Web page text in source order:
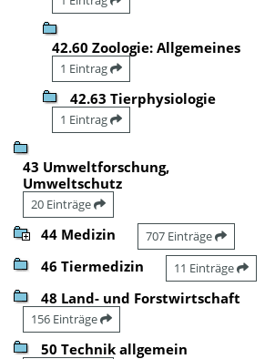
42.60 Zoologie: Allgemeines
1 Eintrag
42.63 Tierphysiologie
1 Eintrag
43 Umweltforschung,
Umweltschutz
20 Einträge
44 Medizin 707 Einträge
46 Tiermedizin 11 Einträge
48 Land- und Forstwirtschaft
156 Einträge
50 Technik allgemein